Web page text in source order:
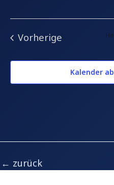
Vorherige
Kalender
← zurück